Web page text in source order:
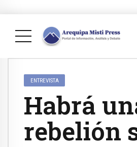
ENTREVISTA
Habrá
rebelión